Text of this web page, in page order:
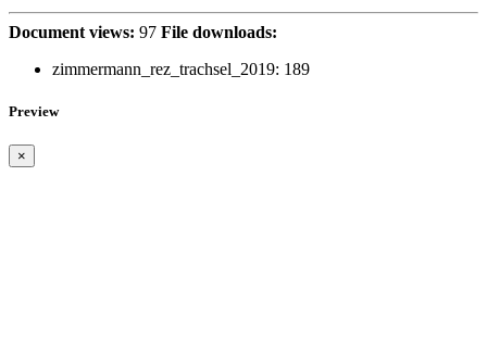
Document views: 97 File downloads:
zimmermann_rez_trachsel_2019: 189
Preview
×